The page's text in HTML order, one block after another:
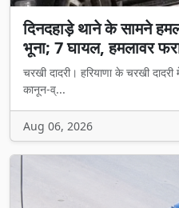
दिनदहाड़े थाने के सामने
भूना; 7 घायल, हमलावर
चरखी दादरी। हरियाणा के चरखी
कानून-व्...
Aug 06, 2026